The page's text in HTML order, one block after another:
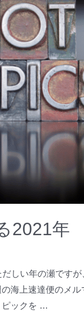
2021年
しい年の瀬です
海上速達便のメ
ピックを …